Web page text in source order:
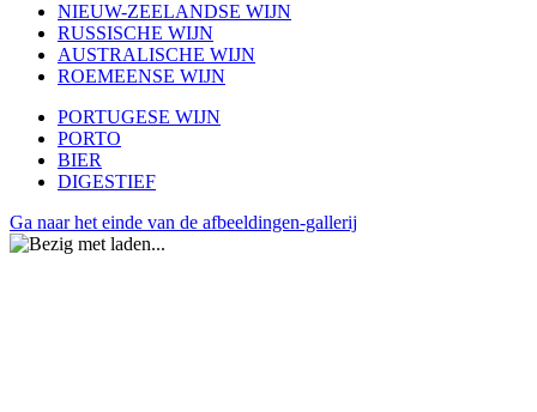
NIEUW-ZEELANDSE WIJN
RUSSISCHE WIJN
AUSTRALISCHE WIJN
ROEMEENSE WIJN
PORTUGESE WIJN
PORTO
BIER
DIGESTIEF
Ga naar het einde van de afbeeldingen-gallerij